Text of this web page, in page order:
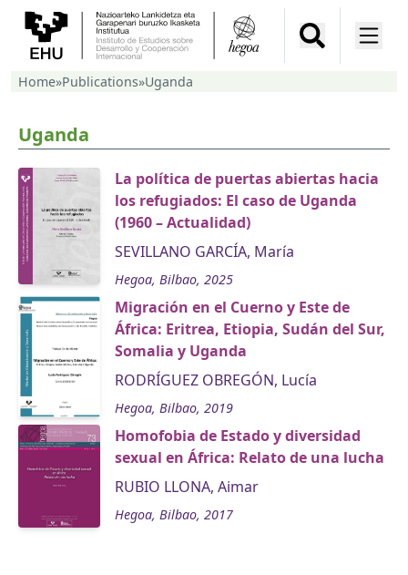
Home»Publications»Uganda
Uganda
La política de puertas abiertas hacia
los refugiados: El caso de Uganda
(1960 – Actualidad)
SEVILLANO GARCÍA, María
Hegoa, Bilbao, 2025
Migración en el Cuerno y Este de
África: Eritrea, Etiopia, Sudán del Sur,
Somalia y Uganda
RODRÍGUEZ OBREGÓN, Lucía
Hegoa, Bilbao, 2019
Homofobia de Estado y diversidad
sexual en África: Relato de una lucha
RUBIO LLONA, Aimar
Hegoa, Bilbao, 2017